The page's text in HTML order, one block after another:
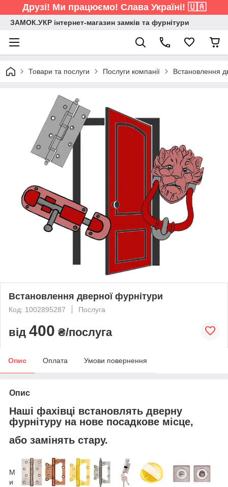
Друзі! Ми працюємо! Слава Україні! 🇺🇦
ЗАМОК.УКР інтернет-магазин замків та фурнітури
Товари та послуги Послуги компанії Встановлення
Встановлення дверної фурнітури
Код: 1002895287 Послуга
від 400 ₴/послуга
Опис Оплата Умови повернення
Опис
Наші фахівці встановлять дверну
фурнітуру на нове посадкове місце,
або замінять стару.
М
и